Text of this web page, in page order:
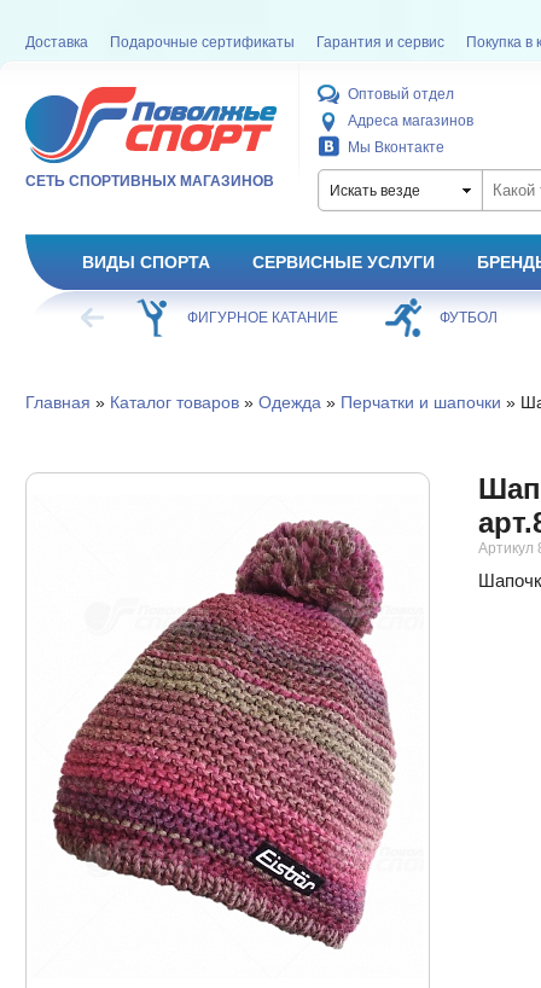
Доставка Подарочные сертификаты Гарантия и сервис Покупка в
СЕТЬ СПОРТИВНЫХ МАГАЗИНОВ
Оптовый отдел
Адреса магазинов
Мы Вконтакте
Искать везде
ВИДЫ СПОРТА СЕРВИСНЫЕ УСЛУГИ
ХОККЕЙ ФИГУРНОЕ КАТАНИЕ ФУТБОЛ
Главная » Каталог товаров» Одежда » Перчатки и шапочки »
Артикул